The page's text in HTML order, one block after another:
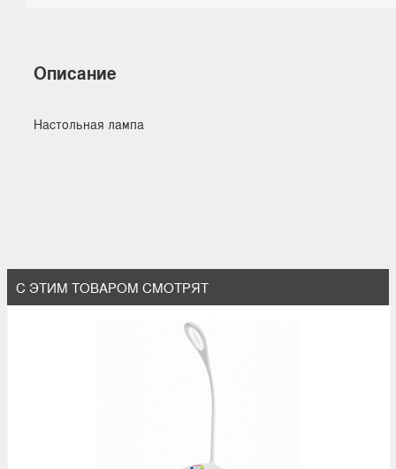
Описание
Настольная лампа
С ЭТИМ ТОВАРОМ СМОТРЯТ